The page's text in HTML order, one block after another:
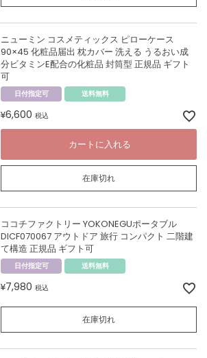
ニューミン コスメティックス ピローケース
90×45 化粧品届出 枕カバー 洗える うるおい成
分ビタミンE配合の化粧品 封筒型 正規品 ギフト
可
日付指定可 送料無料
¥6,600 税込
カートに入れる
在庫切れ
ココチファクトリー YOKONEGUポータブル
DICF070067 アウトドア 旅行 コンパクト 二階建
て構造 正規品 ギフト可
日付指定可 送料無料
¥7,980 税込
在庫切れ